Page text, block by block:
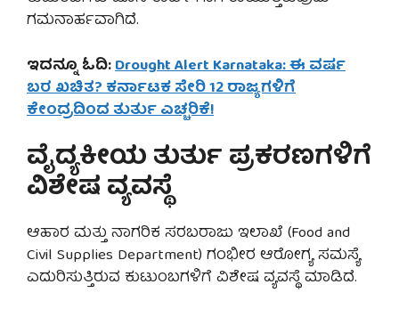
ಗಮನಾರ್ಹವಾಗಿದೆ.
ಇದನ್ನೂ ಓದಿ:Drought Alert Karnataka: ಈ ವರ್ಷ
ಬರ ಖಚಿತ? ಕರ್ನಾಟಕ ಸೇರಿ 12 ರಾಜ್ಯಗಳಿಗೆ
ಕೇಂದ್ರದಿಂದ ತುರ್ತು ಎಚ್ಚರಿಕೆ!
ವೈದ್ಯಕೀಯ ತುರ್ತು ಪ್ರಕರಣಗಳಿಗೆ
ವಿಶೇಷ ವ್ಯವಸ್ಥೆ
ಆಹಾರ ಮತ್ತು ನಾಗರಿಕ ಸರಬರಾಜು ಇಲಾಖೆ (Food and
Civil Supplies Department) ಗಂಭೀರ ಆರೋಗ್ಯ ಸಮಸ್ಯೆ
ಎದುರಿಸುತ್ತಿರುವ ಕುಟುಂಬಗಳಿಗೆ ವಿಶೇಷ ವ್ಯವಸ್ಥೆ ಮಾಡಿದೆ.